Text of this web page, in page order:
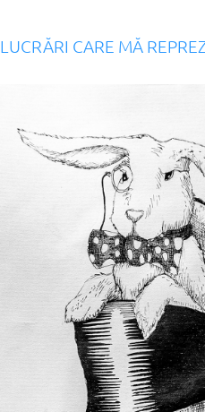
LUCRĂRI CARE MĂ